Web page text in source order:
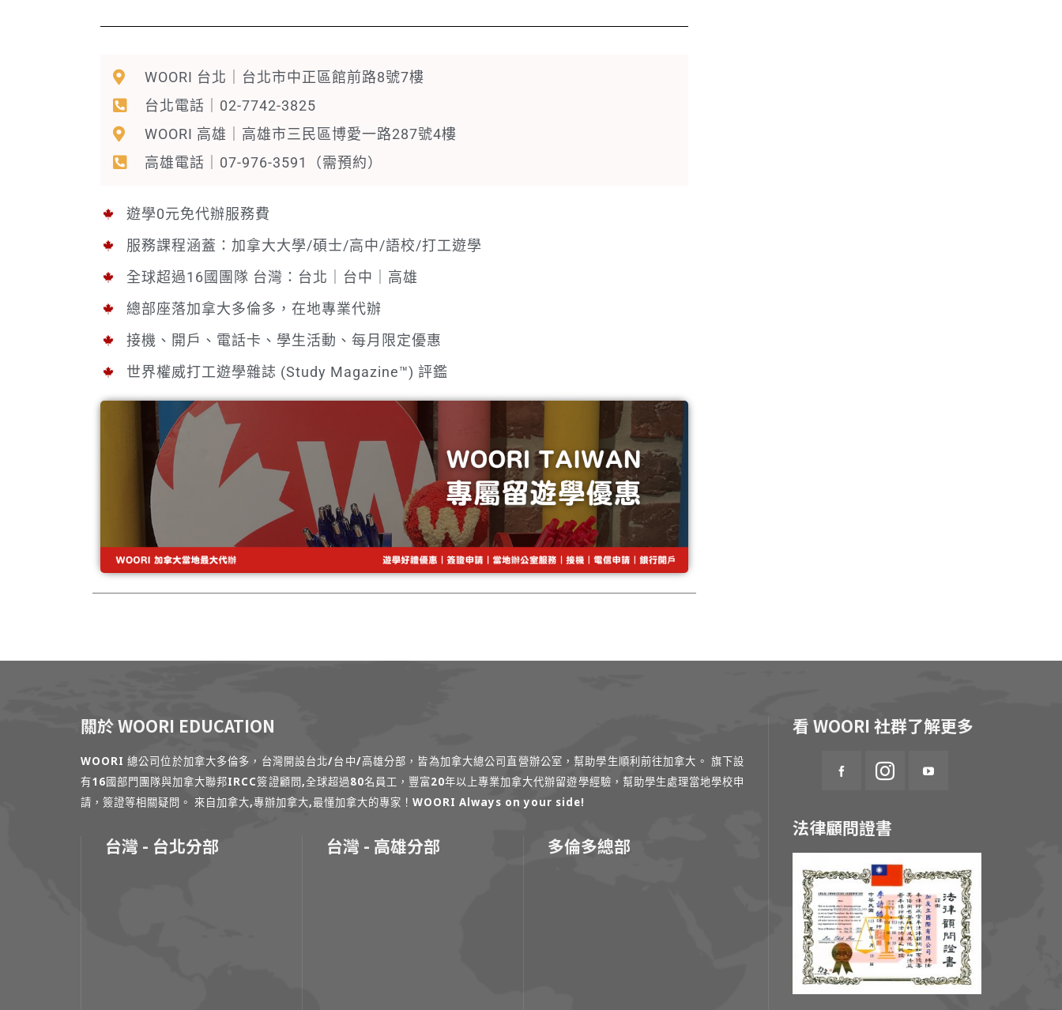
WOORI 台北｜台北市中正區館前路8號7樓
台北電話｜02-7742-3825
WOORI 高雄｜高雄市三民區博愛一路287號4樓
高雄電話｜07-976-3591（需預約）
遊學0元免代辦服務費
服務課程涵蓋：加拿大大學/碩士/高中/語校/打工遊學
全球超過16國團隊 台灣：台北｜台中｜高雄
總部座落加拿大多倫多，在地專業代辦
接機、開戶、電話卡、學生活動、每月限定優惠
世界權威打工遊學雜誌 (Study Magazine™) 評鑑
關於 WOORI EDUCATION
WOORI 總公司位於加拿大多倫多，台灣開設台北/台中/高雄分部，皆為加拿大總公司直營辦公室，幫助學生順利前往加拿大。 旗下設
有16國部門團隊與加拿大聯邦IRCC簽證顧問,全球超過80名員工，豐富20年以上專業加拿大代辦留遊學經驗，幫助學生處理當地學校申
請，簽證等相關疑問。 來自加拿大,專辦加拿大,最懂加拿大的專家！WOORI Always on your side!
台灣 - 台北分部 台灣 - 高雄分部 多倫多總部
看 WOORI 社群了解更多
法律顧問證書